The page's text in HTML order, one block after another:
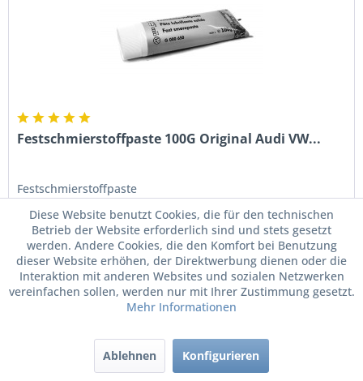
Festschmierstoffpaste 100G Original Audi VW...
Festschmierstoffpaste
Inhalt 0.1 Kilogramm (649,00 € * / 1 Kilogramm)
64,90 € * 69,95 € *
Diese Website benutzt Cookies, die für den technischen
Betrieb der Website erforderlich sind und stets gesetzt
werden. Andere Cookies, die den Komfort bei Benutzung
dieser Website erhöhen, der Direktwerbung dienen oder die
Interaktion mit anderen Websites und sozialen Netzwerken
vereinfachen sollen, werden nur mit Ihrer Zustimmung gesetzt.
Mehr Informationen
Ablehnen Konfigurieren